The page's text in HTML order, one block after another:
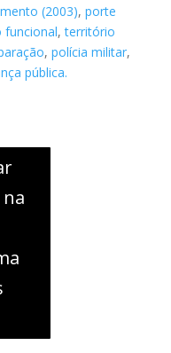
(2003), porte
funcional,território
, polícia militar,
pública.